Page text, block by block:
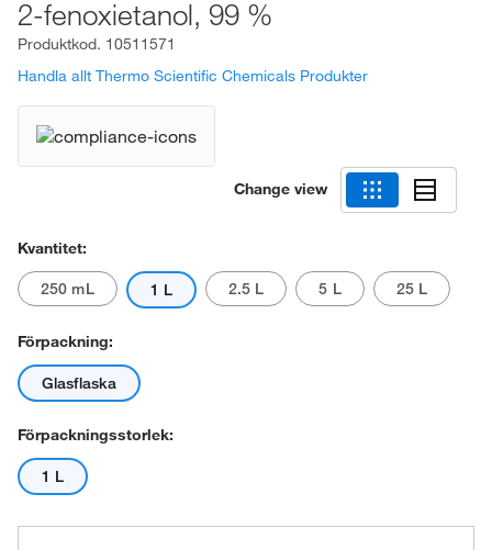
2-fenoxietanol, 99 %
Produktkod. 10511571
Handla allt Thermo Scientific Chemicals Produkter
Change view
Kvantitet:
250 mL 1 L 2.5 L 5 L 25 L
Förpackning:
Glasflaska
Förpackningsstorlek:
1 L